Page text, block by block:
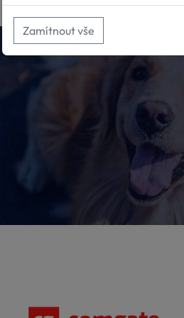
Zamítnout vše